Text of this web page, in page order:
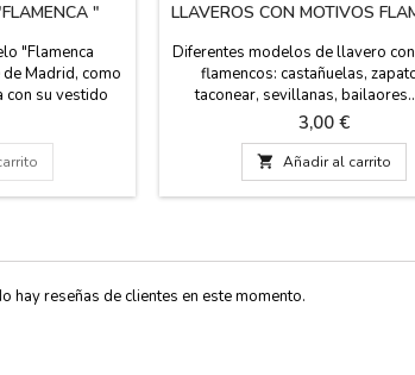
"
"Flamenca
Madrid, como
con su vestido
colores en
con tu mesa,
cm alto x 5 cm
LLAVEROS CON MOTIVOS
Diferentes modelos de llavero
flamencos: castañuelas,
taconear, sevillanas,
coleccionistas, para regalos de
empresas es un bonito Souvenir
Consultanos plazo de entrega si
mas cantidades de la que están
través de nuestro correo
Precio
3,00 €
 Añadir al carrito
hay reseñas de clientes en este momento.